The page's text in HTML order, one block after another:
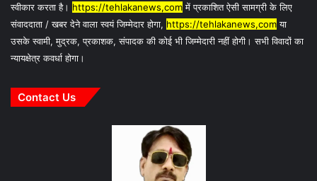
स्वीकार करता है। https://tehlakanews,comमें प्रकाशित ऐसी सामग्री के लिए
संवाददाता / खबर देने वाला स्वयं जिम्मेदार होगा, https://tehlakanews,comया
उसके स्वामी, मुद्रक, प्रकाशक, संपादक की कोई भी जिम्मेदारी नहीं होगी। सभी विवादों का
न्यायक्षेत्र कवर्धा होगा।
Contact Us